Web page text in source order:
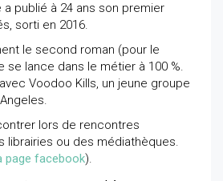
a publié à 24 ans son premier
sorti en 2016.
le second roman (pour le
se lance dans le métier à 100 %.
Voodoo Kills, un jeune groupe
lors de rencontres
librairies ou des médiathèques.
page facebook).